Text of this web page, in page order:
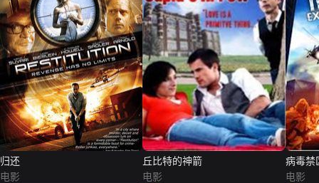
归还
电影
丘比特的神箭
电影
病毒禁
电影